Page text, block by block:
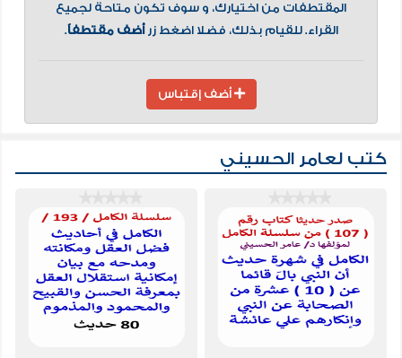
المقتطفات من اختيارك، و سوف تكون متاحة لجميع
القراء. للقيام بذلك، فضلا اضغط زرأضف مقتطفاً.
أضف إقتباس
كتب لعامر الحسيني